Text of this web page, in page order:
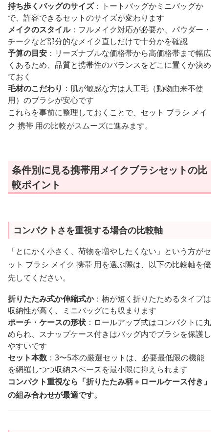
持ち歩くバッグのサイズ：トートバッグかミニバッグか
で、許容できるセットのサイズが変わります
メイクのスタイル：フルメイク対応が必要か、パウダー・
チークなど部分的なメイク直しだけで十分かを確認
予算の目安 ：リーズナブルな価格帯から高価格帯まで幅広
くあるため、品質と携帯性のバランスをどこに置くか決め
ておく
毛材のこだわり ：肌が敏感な方は人工毛（動物由来不使
用）のブラシが安心です
これらを事前に整理しておくことで、セット ブラシ メイ
ク 携帯 用の比較がスムーズに進みます。
条件別に見る携帯用メイクブラシセットの比
較ポイント
コンパクトさを重視する場合の比較軸
「とにかく小さく、荷物を増やしたくない」という方がセ
ット ブラシ メイク 携帯 用を選ぶ際は、以下の比較軸を優
先してください。
折りたたみ式か伸縮式か：柄が短く折りたためるタイプは
収納性が高く、ミニバッグにも収まります
ポーチ・ケースの形状 ：ロールアップ式はコンパクトに丸
められ、スナップケース付きはバッグ内でブラシを保護し
やすいです
セット本数 ：3〜5本の厳選セットは、必要最低限の機能
を網羅しつつ収納スペースを最小限に抑えられます
コンパクト重視なら「折りたたみ柄＋ロールケース付き」
の組み合わせが最適です。